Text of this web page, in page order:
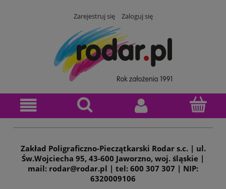
Zarejestruj się Zaloguj się
Zakład Poligraficzno-Pieczątkarski Rodar s.c. | ul.
Św.Wojciecha 95, 43-600 Jaworzno, woj. śląskie |
mail: rodar@rodar.pl | tel: 600 307 307 | NIP:
6320009106